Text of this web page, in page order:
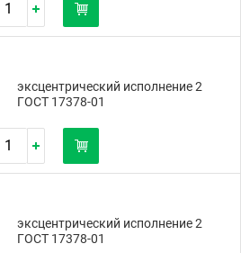
эксцентрический исполнение 2
ГОСТ 17378-01
эксцентрический исполнение 2
ГОСТ 17378-01